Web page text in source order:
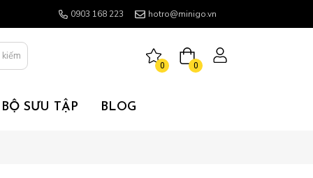
0903 168 223 hotro@minigo.vn
0 0
BỘ SƯU TẬP BLOG